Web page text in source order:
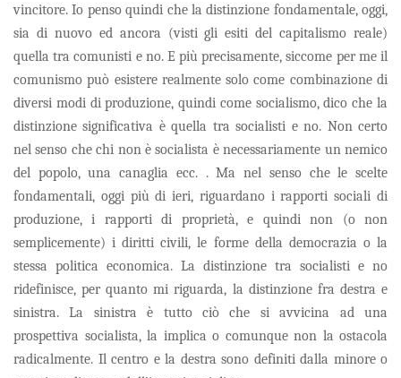
vincitore. Io penso quindi che la distinzione fondamentale, oggi,
sia di nuovo ed ancora (visti gli esiti del capitalismo reale)
quella tra comunisti e no. E più precisamente, siccome per me il
comunismo può esistere realmente solo come combinazione di
diversi modi di produzione, quindi come socialismo, dico che la
distinzione significativa è quella tra socialisti e no. Non certo
nel senso che chi non è socialista è necessariamente un nemico
del popolo, una canaglia ecc. . Ma nel senso che le scelte
fondamentali, oggi più di ieri, riguardano i rapporti sociali di
produzione, i rapporti di proprietà, e quindi non (o non
semplicemente) i diritti civili, le forme della democrazia o la
stessa politica economica. La distinzione tra socialisti e no
ridefinisce, per quanto mi riguarda, la distinzione fra destra e
sinistra. La sinistra è tutto ciò che si avvicina ad una
prospettiva socialista, la implica o comunque non la ostacola
radicalmente. Il centro e la destra sono definiti dalla minore o